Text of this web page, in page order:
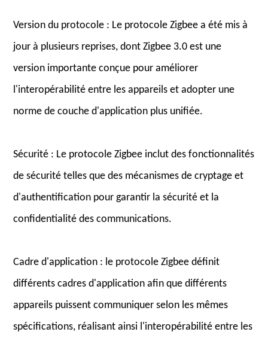
Version du protocole : Le protocole Zigbee a été mis à
jour à plusieurs reprises, dont Zigbee 3.0 est une
version importante conçue pour améliorer
l'interopérabilité entre les appareils et adopter une
norme de couche d'application plus unifiée.
Sécurité : Le protocole Zigbee inclut des fonctionnalités
de sécurité telles que des mécanismes de cryptage et
d'authentification pour garantir la sécurité et la
confidentialité des communications.
Cadre d'application : le protocole Zigbee définit
différents cadres d'application afin que différents
appareils puissent communiquer selon les mêmes
spécifications, réalisant ainsi l'interopérabilité entre les